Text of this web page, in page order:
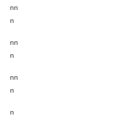
nn
n
nn
n
nn
n
n